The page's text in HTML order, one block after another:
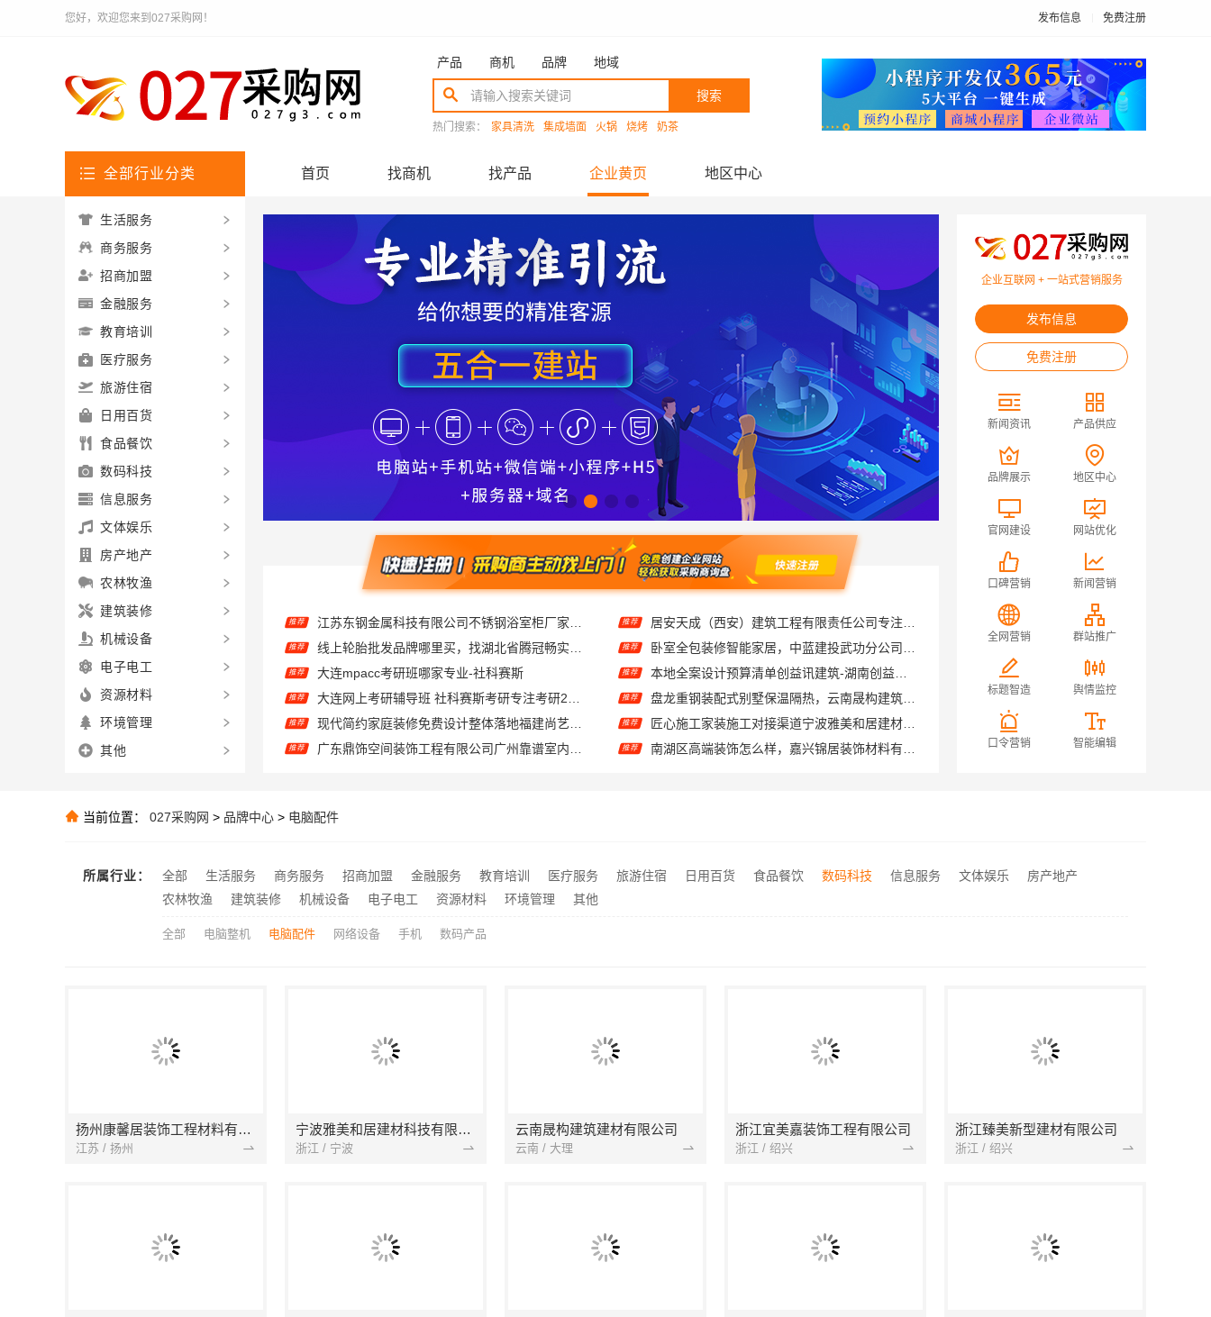
您好，欢迎您来到027采购网！ 发布信息 免费注册
产品 商机 品牌 地域
搜索
热门搜索： 家具清洗 集成墙面 火锅 烧烤 奶茶
全部行业分类 首页 找商机 找产品 企业黄页 地区中心
推荐 线上轮胎批发品牌哪里买，找湖北省腾冠畅实业贸易有限公司
推荐 大连mpacc考研班哪家专业-社科赛斯
推荐
推荐 现代简约家庭装修免费设计整体落地福建尚艺空间公司
推荐 广东鼎饰空间装饰工程有限公司广州靠谱室内设计服务
推荐 售后质保完善湖南美学筑家公司软装配套，2小时响应更安心
推荐 南湖区精装房装修怎么样嘉兴家美建材科技有限公司帮您解答
推荐 卧室全包装修智能家居，中蓝建投武功分公司设计施工
推荐 本地全案设计预算清单创益讯建筑-湖南创益讯建筑有限公司
推荐 盘龙重钢装配式别墅保温隔热，云南晟构建筑建材有限公司品质之选
推荐 匠心施工家装施工对接渠道宁波雅美和居建材科技有限公司
推荐 南湖区高端装饰怎么样，嘉兴锦居装饰材料有限公司品质如何
推荐 福建尚艺空间新材料科技有限公司，泉州家装价格透明明细
推荐 正规装饰免费量房精装，浙江臻美新型建材有限公司贴心服务
企业互联网 + 一站式营销服务
发布信息
免费注册
新闻资讯 产品供应
品牌展示 地区中心
官网建设 网站优化
口碑营销 新闻营销
全网营销 群站推广
标题智造 舆情监控
口令营销 智能编辑
生活服务
商务服务
招商加盟
金融服务
教育培训
医疗服务
旅游住宿
日用百货
食品餐饮
数码科技
信息服务
文体娱乐
房产地产
农林牧渔
建筑装修
机械设备
电子电工
资源材料
环境管理
其他
当前位置： 027采购网 > 品牌中心 > 电脑配件
所属行业： 全部 生活服务 商务服务 招商加盟 金融服务 教育培训 医疗服务 旅游住宿 日用百货 食品餐饮 数码科技 信息服务 文体娱乐
房产地产
农林牧渔
建筑装修 机械设备 电子电工 资源材料 环境管理 其他
全部 电脑整机 电脑配件 网络设备 手机 数码产品
扬州康馨居装饰工程材料有限公司
江苏 / 扬州
宁波雅美和居建材科技有限公司
浙江 / 宁波
云南晟构建筑建材有限公司
云南 / 大理
浙江宜美嘉装饰工程有限公司
浙江 / 绍兴
浙江臻美新型建材有限公司
浙江 / 绍兴